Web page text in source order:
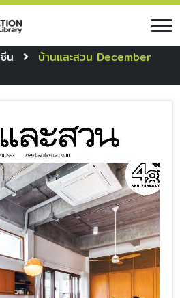
น
บ้านและสวน December